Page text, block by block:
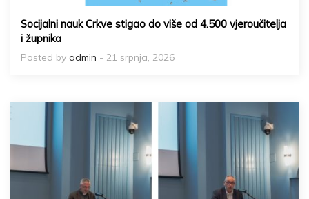
Socijalni nauk Crkve stigao do više od 4.500 vjeroučitelja
i župnika
Posted by admin - 21 srpnja, 2026